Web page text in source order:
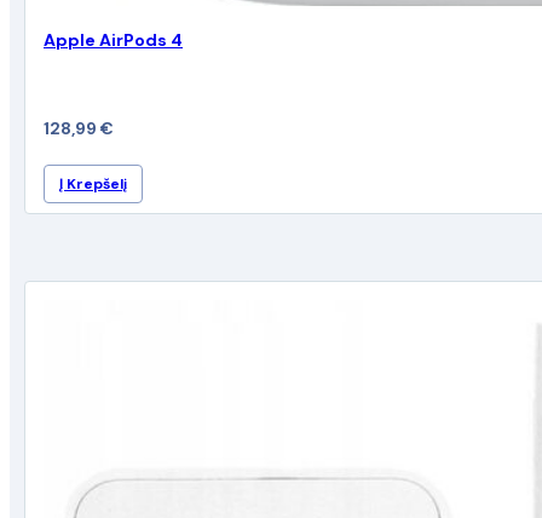
Apple AirPods 4
128,99 €
Į Krepšelį